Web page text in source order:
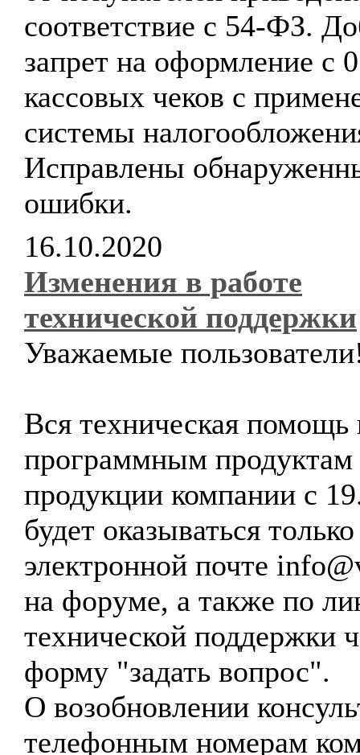
соответствие с 54-ФЗ.
запрет на оформление с
кассовых чеков с
системы
Исправлены
ошибки.
16.10.2020
Изменения в работе
технической поддержки
Уважаемые
Вся техническая помощь
программным продуктам
продукции компании с
будет оказываться
электронной почте
на форуме, а также по
технической поддержки
форму "задать вопрос".
О возобновлении
телефонным номерам